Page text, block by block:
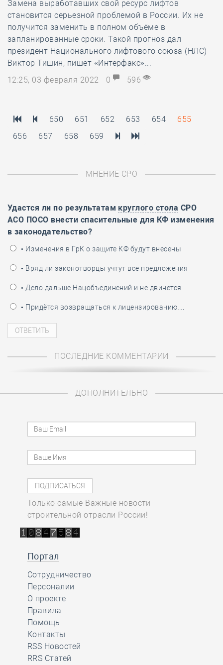
Замена выработавших свой ресурс лифтов
становится серьезной проблемой в России. Их не
получится заменить в полном объёме в
запланированные сроки. Такой прогноз дал
президент Национального лифтового союза (НЛС)
Виктор Тишин, пишет «Интерфакс»...
12:25, 03 февраля 2022
0 596
650 651 652 653 654
655
656
657 658 659
МНЕНИЕ СРО
Удастся ли по результатам круглого стола СРО
АСО ПОСО внести спасительные для КФ изменения
в законодательство?
• Изменения в ГрК о защите КФ будут внесены
• Вряд ли законотворцы учтут все предложения
• Дело дальше Нацобъединений и не двинется
• Придётся возвращаться к лицензированию…
ПОСЛЕДНИЕ КОММЕНТАРИИ
ДОПОЛНИТЕЛЬНО
Только самые Важные новости
строительной отрасли России!
Портал
Сотрудничество
Персоналии
О проекте
Правила
Помощь
Контакты
RSS Новостей
RRS Статей